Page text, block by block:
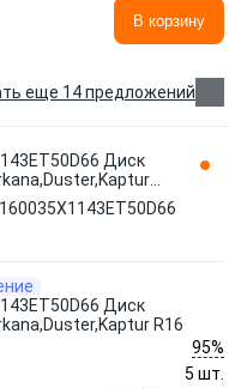
В корзину
еще 14 предложений
Диск
Диск
R16
95%
5 шт.